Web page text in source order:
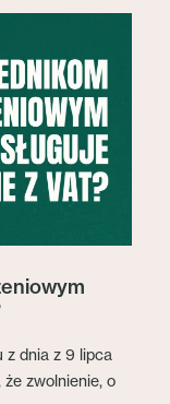
z dnia z 9 lipca
zwolnienie, o